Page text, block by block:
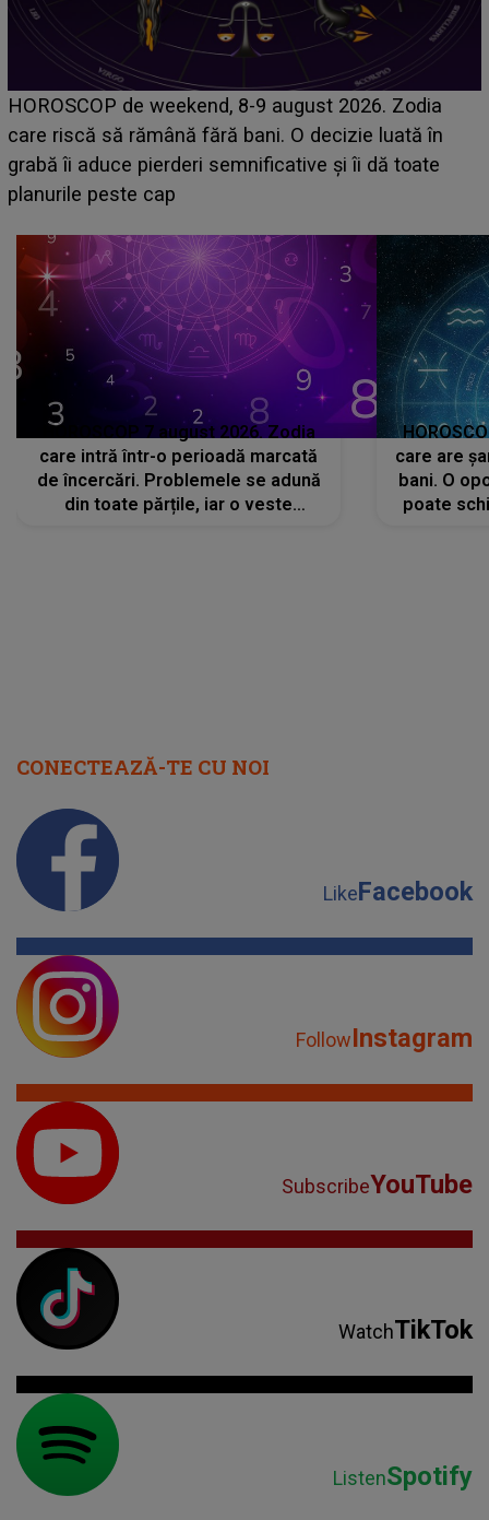
Emanuel a ținut ACEST DETALIU ASCUNS până
acum! În fața Alexandrei, concurentul din Casa Iubirii
face o MĂRTURISIRE NEAȘTEPTATĂ despre mama
sa: "I-am spus și ei în față, eu nu te iubesc pentru
HOROSCOP 7 august 2026. Zodia
care intră într-o perioadă marcată
de încercări. Problemele se adună
din toate părțile, iar o veste
care are
bani. O
poate
CONECTEAZĂ-TE CU NOI
LikeFacebook
FollowInstagram
SubscribeYouTube
WatchTikTok
ListenSpotify